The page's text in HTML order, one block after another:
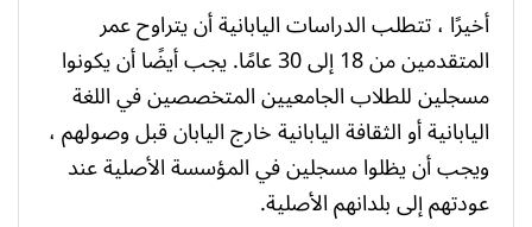
أخيرًا ، تتطلب الدراسات اليابانية أن يتراوح عمر
المتقدمين من 18 إلى 30 عامًا. يجب أيضًا أن يكونوا
مسجلين للطلاب الجامعيين المتخصصين في اللغة
اليابانية أو الثقافة اليابانية خارج اليابان قبل وصولهم ،
ويجب أن يظلوا مسجلين في المؤسسة الأصلية عند
عودتهم إلى بلدانهم الأصلية.